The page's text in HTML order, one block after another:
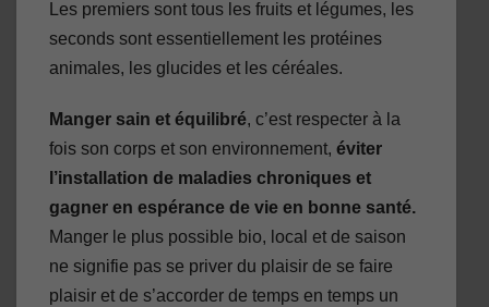
Les premiers sont tous les fruits et légumes, les
seconds sont essentiellement les protéines
animales, les glucides et les céréales.
Manger sain et équilibré, c’est respecter à la
fois son corps et son environnement, éviter
l’installation de maladies chroniques et
gagner en espérance de vie en bonne santé.
Manger le plus possible bio, local et de saison
ne signifie pas se priver du plaisir de se faire
plaisir et de s’accorder de temps en temps un